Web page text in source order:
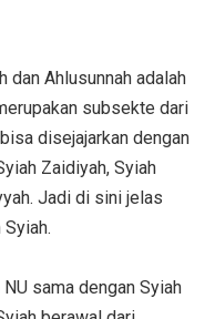
dan Ahlusunnah adalah
subsekte dari
disejajarkan dengan
Zaidiyah, Syiah
Jadi di sini jelas
sama dengan Syiah